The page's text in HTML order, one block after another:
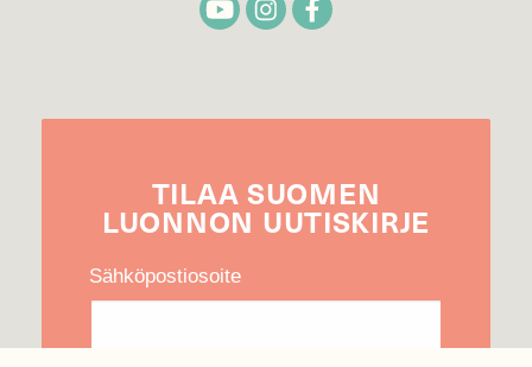
TILAA SUOMEN
LUONNON UUTIS­KIRJE
Sähköpostiosoite